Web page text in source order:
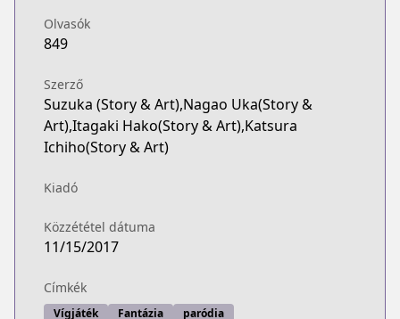
Olvasók
849
Szerző
Suzuka (Story & Art),Nagao Uka(Story &
Art),Itagaki Hako(Story & Art),Katsura
Ichiho(Story & Art)
Kiadó
Közzététel dátuma
11/15/2017
Címkék
Vígjáték Fantázia paródia